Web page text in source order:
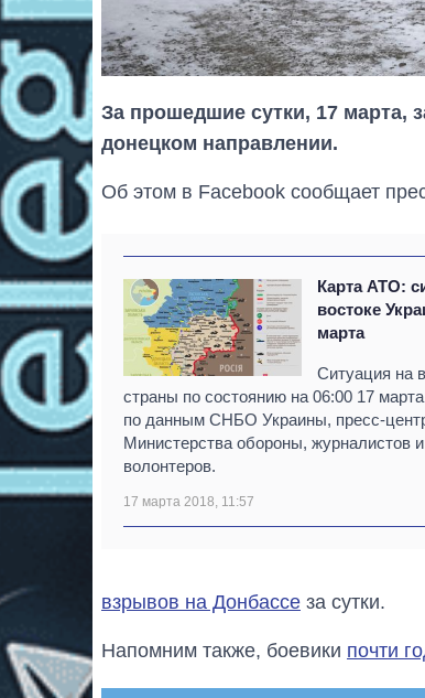
За прошедшие сутки, 17 марта,
донецком направлении.
Об этом в Facebook сообщает
Карта АТО:
востоке
марта
Ситуация на
страны по состоянию на 06:00 17
по данным СНБО Украины, пресс-
Министерства обороны, журналистов и
волонтеров.
17 марта 2018, 11:57
взрывов на Донбассе за сутки.
Напомним также, боевики почти